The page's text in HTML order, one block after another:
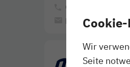
(040) 303 977-
Wir
Seite